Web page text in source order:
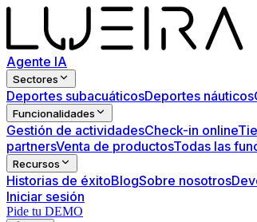
Agente IA
Sectores
Deportes subacuáticosDeportes náuticos
Funcionalidades
Gestión de actividadesCheck-in online
partnersVenta de productosTodas las
Recursos
Historias de éxitoBlogSobre nosotros
Iniciar sesión
Pide tu DEMO